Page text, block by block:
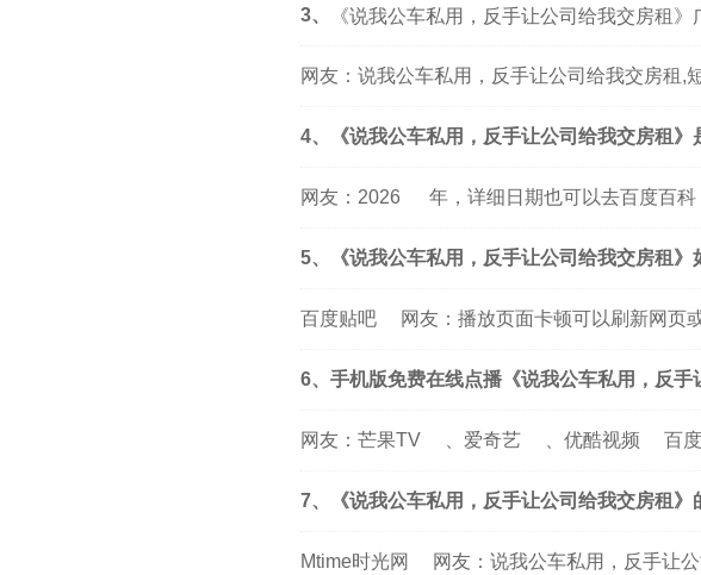
3、 《说我公车私用，反手让公司给我交房租
网友：说我公车私用，反手让公司给我交房租,
4、《说我公车私用，反手让公司给我交房租》
网友： 2026 年，详细日期也可以去百度百科
5、《说我公车私用，反手让公司给我交房租》
百度贴吧 网友：播放页面卡顿可以刷新网页
6、手机版免费在线点播《说我公车私用，反
网友： 芒果TV 爱奇艺 优酷视频 百
7、《说我公车私用，反手让公司给我交房租》
Mtime时光网 网友：说我公车私用，反手让